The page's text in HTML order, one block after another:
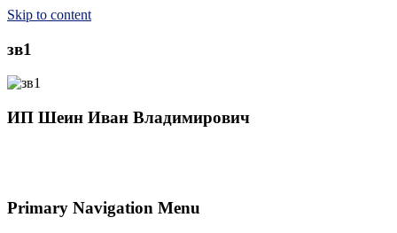
Skip to content
зв1
ИП Шеин Иван Владимирович
Primary Navigation Menu